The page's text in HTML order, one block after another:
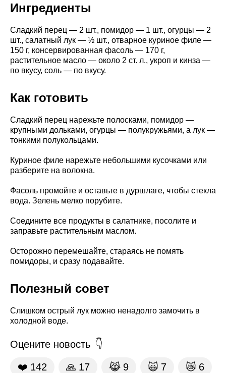
Ингредиенты
Сладкий перец — 2 шт., помидор — 1 шт., огурцы — 2
шт., салатный лук — ½ шт., отварное куриное филе —
150 г, консервированная фасоль — 170 г,
растительное масло — около 2 ст. л., укроп и кинза —
по вкусу, соль — по вкусу.
Как готовить
Сладкий перец нарежьте полосками, помидор —
крупными дольками, огурцы — полукружьями, а лук —
тонкими полукольцами.
Куриное филе нарежьте небольшими кусочками или
разберите на волокна.
Фасоль промойте и оставьте в дуршлаге, чтобы стекла
вода. Зелень мелко порубите.
Соедините все продукты в салатнике, посолите и
заправьте растительным маслом.
Осторожно перемешайте, стараясь не помять
помидоры, и сразу подавайте.
Полезный совет
Слишком острый лук можно ненадолго замочить в
холодной воде.
Оцените новость
❤️ 142 🙏 17 😹 9 🙀 7 😿 6